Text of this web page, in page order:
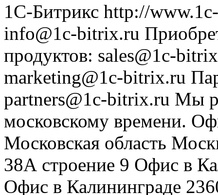
1С-Битрикс http://
info@1c-bitrix.ru
продуктов: sales@1c-
marketing@1c-bitrix.ru
partners@1c-bitrix.ru Мы
московскому времени.
Московская область
38А строение 9 Офис в
Офис в Калининграде